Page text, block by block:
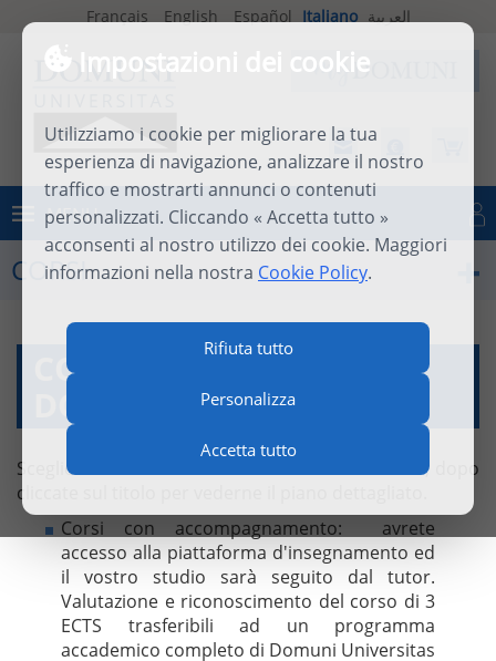
Impostazioni dei cookie
Utilizziamo i cookie per migliorare la tua
esperienza di navigazione, analizzare il nostro
traffico e mostrarti annunci o contenuti
personalizzati. Cliccando « Accetta tutto »
acconsenti al nostro utilizzo dei cookie. Maggiori
informazioni nella nostra Cookie Policy.
Rifiuta tutto
Personalizza
Accetta tutto
Français English Español Italiano العربية
MENU Connettersi
CORSI
CORSI À LA CARTE
DOMUNI
Scegliete il corso utilizzando il motore di ricerca, dopo
cliccate sul titolo per vederne il piano dettagliato.
Corsi con accompagnamento: avrete
accesso alla piattaforma d'insegnamento ed
il vostro studio sarà seguito dal tutor.
Valutazione e riconoscimento del corso di 3
ECTS trasferibili ad un programma
accademico completo di Domuni Universitas